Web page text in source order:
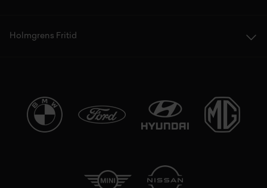
Holmgrens Fritid